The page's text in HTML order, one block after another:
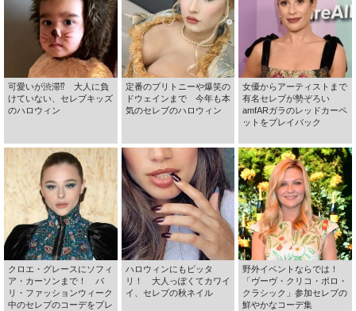
可愛いが渋滞⁉ 大人に負
けていない、セレブキッズ
のハロウィン
定番のブリトニーや爆笑の
ドウェインまで 今年も本
気のセレブのハロウィン
女優からアーティストまで
有名セレブが勢ぞろい
amfARガラのレッドカーペ
ットをプレイバック
クロエ・グレースにソフィ
ア・カーソンまで！ パ
リ・ファッションウィーク
中のセレブのコーデをプレ
ハロウィンにもピッタ
リ！ 大人っぽくてカワイ
イ、セレブの秋ネイル
野外イベントならでは！
「ヴーヴ・クリコ・ポロ・
クラシック」参加セレブの
鮮やかなコーデ集